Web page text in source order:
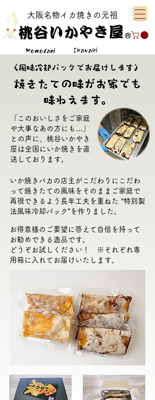
Momodani Ikayaki
大阪名物イカ焼きの元祖
〈風味冷却パックでお届けします〉
焼きたての味がお家でも
味わえます。
「このおいしさをご家庭
や大事なあの方にも…」
との声に、桃谷いかやき
屋は全国にいか焼きを直
送しております。
いか焼きバカの店主がこだわりにこだわ
って焼きたての風味をそのままご家庭で
再現できるよう長年工夫を重ねた “特別製
法風味冷却パック”を作りました。
お得意様のご要望に答えて自信を持って
お勧めできる逸品です。
どうぞお試しください！ ※それぞれ専
用箱に入れてお届けいたします。